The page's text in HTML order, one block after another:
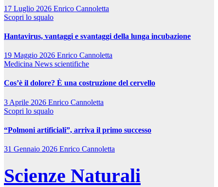
17 Luglio 2026 Enrico Cannoletta
Scopri lo squalo
Hantavirus, vantaggi e svantaggi della lunga incubazione
19 Maggio 2026 Enrico Cannoletta
Medicina News scientifiche
Cos’è il dolore? È una costruzione del cervello
3 Aprile 2026 Enrico Cannoletta
Scopri lo squalo
“Polmoni artificiali”, arriva il primo successo
31 Gennaio 2026 Enrico Cannoletta
Scienze Naturali